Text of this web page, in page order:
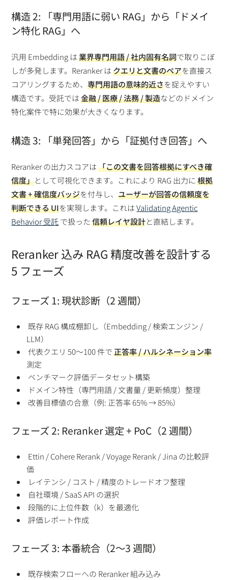
構造 2: 「専門用語に弱い RAG」から「ドメイ
ン特化 RAG」へ
汎用 Embedding は業界専門用語 / 社内固有名詞で取りこぼ
しが多発します。Reranker はクエリと文書のペアを直接ス
コアリングするため、専門用語の意味的近さを捉えやすい
構造です。受託では金融 / 医療 / 法務 / 製造などのドメイン
特化案件で特に効果が大きくなります。
構造 3: 「単発回答」から「証拠付き回答」へ
Reranker の出力スコアは「この文書を回答根拠にすべき確
信度」として可視化できます。これにより RAG 出力に根拠
文書 + 確信度バッジを付与し、ユーザーが回答の信頼度を
判断できる UIを実現します。これはValidating Agentic
Behavior 受託で扱った信頼レイヤ設計と直結します。
Reranker 込み RAG 精度改善を設計する
5 フェーズ
フェーズ 1: 現状診断（2 週間）
既存 RAG 構成棚卸し（Embedding / 検索エンジン /
LLM）
代表クエリ 50〜100 件で正答率 / ハルシネーション率
測定
ベンチマーク評価データセット構築
ドメイン特性（専門用語 / 文書量 / 更新頻度）整理
改善目標値の合意（例: 正答率 65% → 85%）
フェーズ 2: Reranker 選定 + PoC（2 週間）
Ettin / Cohere Rerank / Voyage Rerank / Jina の比較評
価
レイテンシ / コスト / 精度のトレードオフ整理
自社環境 / SaaS API の選択
段階的に上位件数（k）を最適化
評価レポート作成
フェーズ 3: 本番統合（2〜3 週間）
既存検索フローへの Reranker 組み込み